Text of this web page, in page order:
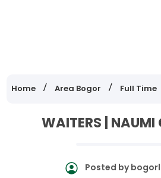
Home Area Bogor Full Time
WAITERS | NAUMI
Posted by